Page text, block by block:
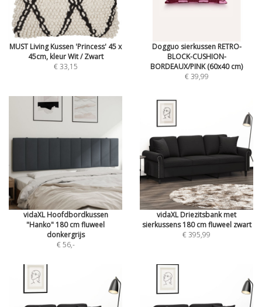
MUST Living Kussen 'Princess' 45 x
45cm, kleur Wit / Zwart
€ 33,15
Dogguo sierkussen RETRO-
BLOCK-CUSHION-
BORDEAUX/PINK (60x40 cm)
€ 39,99
vidaXL Hoofdbordkussen
"Hanko" 180 cm fluweel
donkergrijs
€ 56,-
vidaXL Driezitsbank met
sierkussens 180 cm fluweel zwart
€ 395,99